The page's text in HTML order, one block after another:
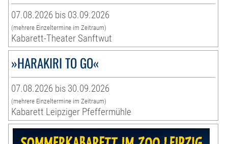
07.08.2026 bis 03.09.2026
(mehrere Einzeltermine im Zeitraum)
Kabarett-Theater Sanftwut
»HARAKIRI TO GO«
07.08.2026 bis 30.09.2026
(mehrere Einzeltermine im Zeitraum)
Kabarett Leipziger Pfeffermühle